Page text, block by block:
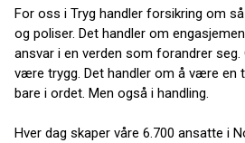
For oss i Tryg handler forsikring om
og poliser. Det handler om
ansvar i en verden som forandrer seg.
være trygg. Det handler om å være en
bare i ordet. Men også i handling.
Hver dag skaper våre 6.700 ansatte i